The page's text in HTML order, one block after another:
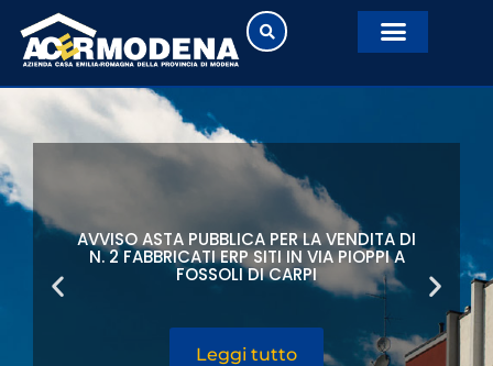
AVVISO ASTA PUBBLICA PER LA VENDITA DI
N. 2 FABBRICATI ERP SITI IN VIA PIOPPI A
FOSSOLI DI CARPI
Leggi tutto